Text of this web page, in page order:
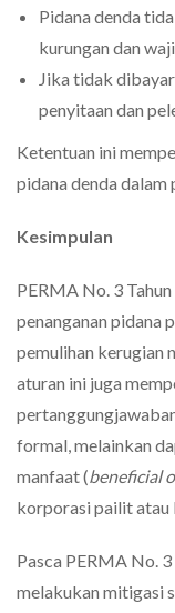
Pidana denda
kurungan dan
Jika tidak
penyitaan dan
Ketentuan ini
pidana denda
Kesimpulan
PERMA No. 3
penanganan pidana
pemulihan kerugian
aturan ini juga
formal, melainkan
manfaat (beneficial
korporasi pailit atau
Pasca PERMA No.
melakukan mitigasi